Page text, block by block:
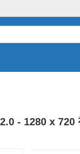
- 1280 x 720